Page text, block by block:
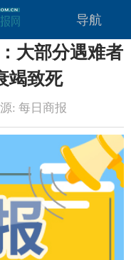
导航
大部分遇难者
竭致死
: 每日商报